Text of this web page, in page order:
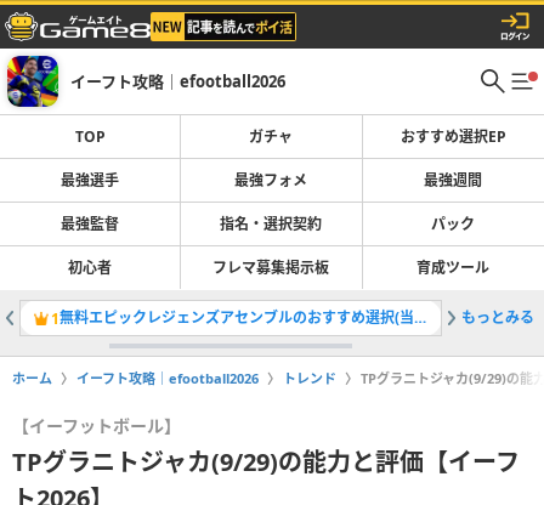
イーフト攻略｜efootball2026
TOP ガチャ おすすめ選択EP
最強選手 最強フォメ 最強週間
最強監督 指名・選択契約 パック
初心者 フレマ募集掲示板 育成ツール
1 無料エピックレジェンズアセンブルのおすすめ選択(当たり)選手ランキングと引き方 2最強選
もっとみる
ホーム イーフト攻略｜efootball2026 トレンド TPグラニトジャカ(9/29)の能
【イーフットボール】
TPグラニトジャカ(9/29)の能力と評価【イーフ
ト2026】